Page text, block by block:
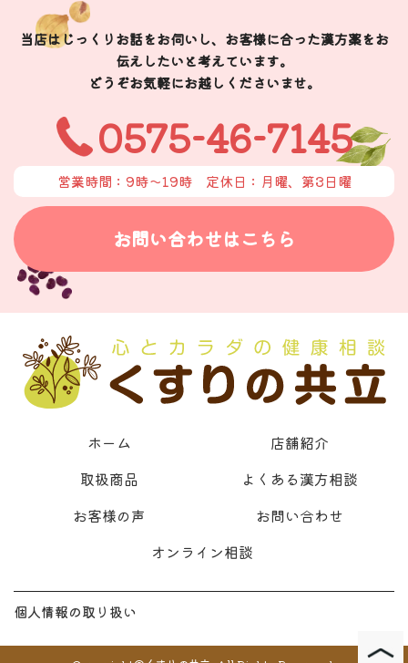
当店はじっくりお話をお伺いし、お客様に合った漢方薬をお
伝えしたいと考えています。
どうぞお気軽にお越しくださいませ。
0575-46-7145
営業時間：9時〜19時 定休日：月曜、第3日曜
お問い合わせはこちら
ホーム
店舗紹介
取扱商品
よくある漢方相談
お客様の声
お問い合わせ
オンライン相談
個人情報の取り扱い